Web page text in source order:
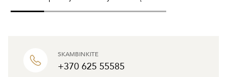
SKAMBINKITE
+370 625 55585